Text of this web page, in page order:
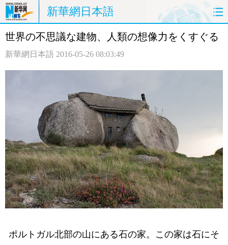
新華網日本語
ホームページ 政治 経済
中日対訳
世界の不思議な建物、人類の想像力をくすぐる
新華網日本語 2016-05-26 08:03:49
ポルトガル北部の山にある石の家。この家は石にそ